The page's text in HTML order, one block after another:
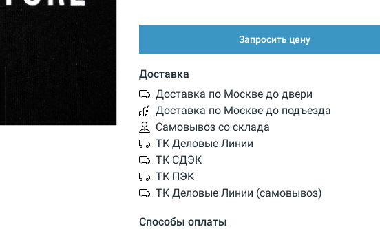
Запросить цену
Доставка
Доставка по Москве до двери
Доставка по Москве до подъезда
Самовывоз со склада
ТК Деловые Линии
ТК СДЭК
ТК ПЭК
ТК Деловые Линии (самовывоз)
Способы оплаты